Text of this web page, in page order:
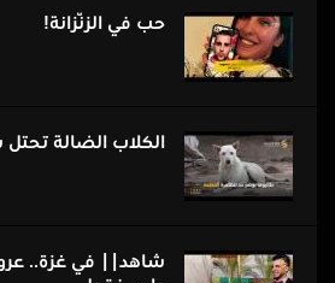
حب فِي الزّنزانة!
الكلاب الضالة
شاهد|| في غزة..